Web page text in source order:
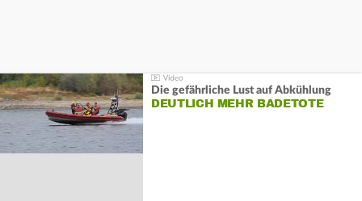
Die gefährliche Lust auf Abkühlung
DEUTLICH MEHR BADETOTE